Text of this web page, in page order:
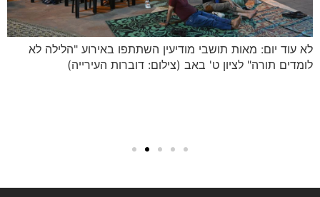
לא עוד יום: מאות תושבי מודיעין השתתפו באירוע "הלילה לא
לומדים תורה" לציון ט' באב (צילום: דוברות העירייה)